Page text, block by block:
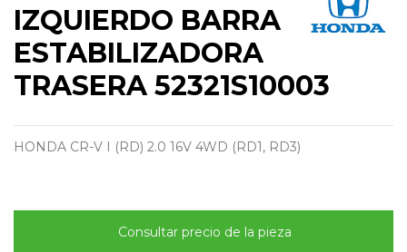
IZQUIERDO BARRA
ESTABILIZADORA
TRASERA 52321S10003
HONDA CR-V I (RD) 2.0 16V 4WD (RD1, RD3)
Consultar precio de la pieza